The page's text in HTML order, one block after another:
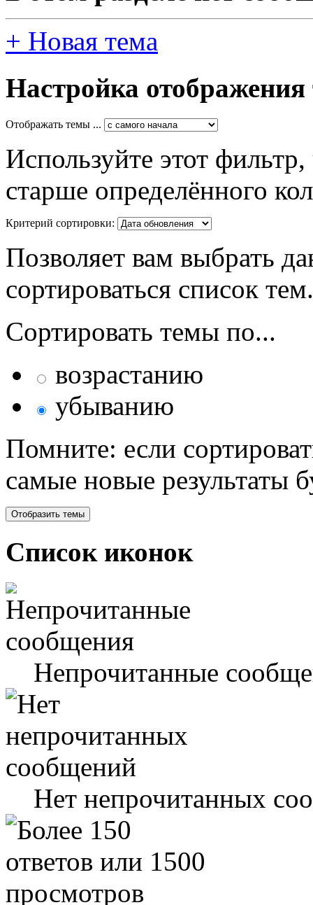
+ Новая тема
Настройка отображения
Отображать темы ...
Используйте этот
старше определённого
Критерий сортировки:
Позволяет вам выбрать
сортироваться список тем.
Сортировать темы по...
возрастанию
убыванию
Помните: если
самые новые результаты
Список иконок
Непрочитанные
Нет непрочитанных